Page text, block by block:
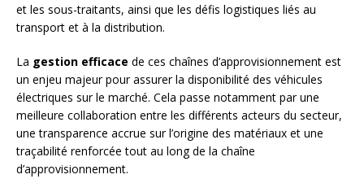
et les sous-traitants, ainsi que les défis logistiques liés au
transport et à la distribution.
La gestion efficace de ces chaînes d’approvisionnement est
un enjeu majeur pour assurer la disponibilité des véhicules
électriques sur le marché. Cela passe notamment par une
meilleure collaboration entre les différents acteurs du secteur,
une transparence accrue sur l’origine des matériaux et une
traçabilité renforcée tout au long de la chaîne
d’approvisionnement.